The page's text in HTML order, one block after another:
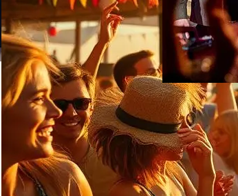
Quels clips
ont
vues ?
2026)